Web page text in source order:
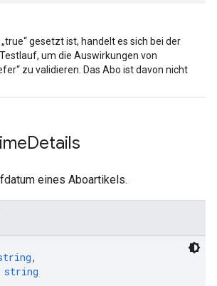
gesetzt ist, handelt es sich bei der
um die Auswirkungen von
zu validieren. Das Abo ist davon nicht
Details
eines Aboartikels.
,
string